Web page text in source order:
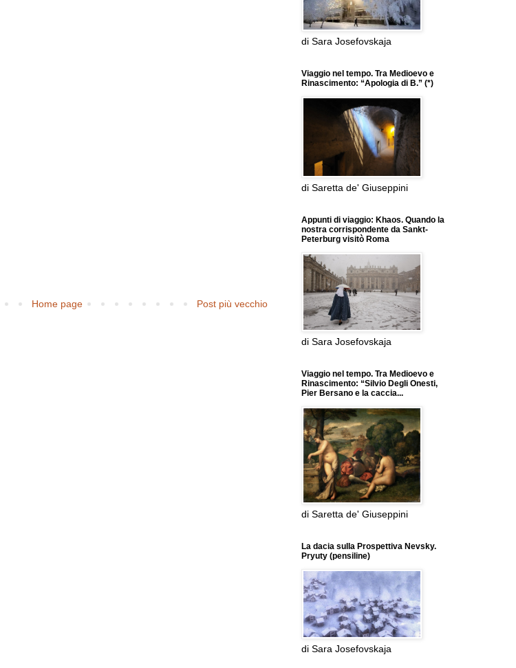
Post più vecchio
Home page
di Sara Josefovskaja
Viaggio nel tempo. Tra Medioevo e
Rinascimento: “Apologia di B.” (*)
di Saretta de' Giuseppini
Appunti di viaggio: Khaos. Quando la
nostra corrispondente da Sankt-
Peterburg visitò Roma
di Sara Josefovskaja
Viaggio nel tempo. Tra Medioevo e
Rinascimento: “Silvio Degli Onesti,
Pier Bersano e la caccia...
di Saretta de' Giuseppini
La dacia sulla Prospettiva Nevsky.
Pryuty (pensiline)
di Sara Josefovskaja